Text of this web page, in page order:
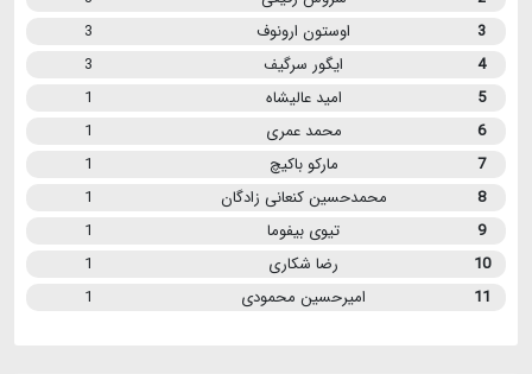
3
اوستون ارونوف
3
4
ایگور سرگیف
3
5
امید عالیشاه
1
6
محمد عمری
1
7
مارکو باکیچ
1
8
محمدحسین کنعانی زادگان
1
9
تیوی بیفوما
1
10
رضا شکاری
1
11
امیرحسین محمودی 1